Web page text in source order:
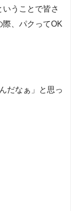
うことで皆さ
際、パクってOK
だなぁ」と思っ